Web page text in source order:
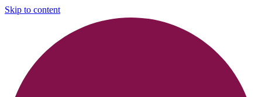
Skip to content